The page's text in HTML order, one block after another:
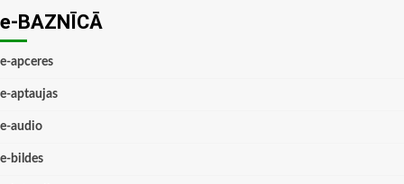
e-BAZNĪCĀ
e-apceres
e-aptaujas
e-audio
e-bildes